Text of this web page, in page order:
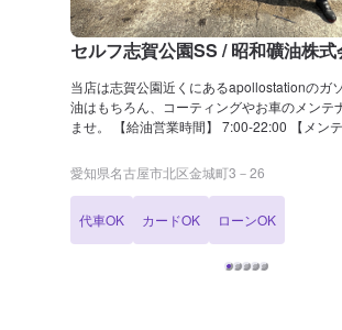
セルフ志賀公園SS / 昭和礦油株式
当店は志賀公園近くにあるapollostationのガ
油はもちろん、コーティングやお車のメンテ
ませ。 【給油営業時間】 7:00-22:00 【メンテナンス受付時間】 9:00-
ございます。 来店の際は、給油場所に車をお
にお声がけください。
愛知県名古屋市北区金城町3－26
代車OK カードOK ローンOK